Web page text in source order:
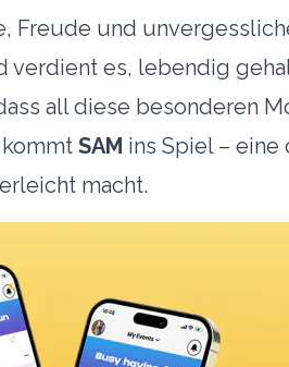
Freude und
es, lebendig
all diese besonderen
SAM ins Spiel – eine
macht.